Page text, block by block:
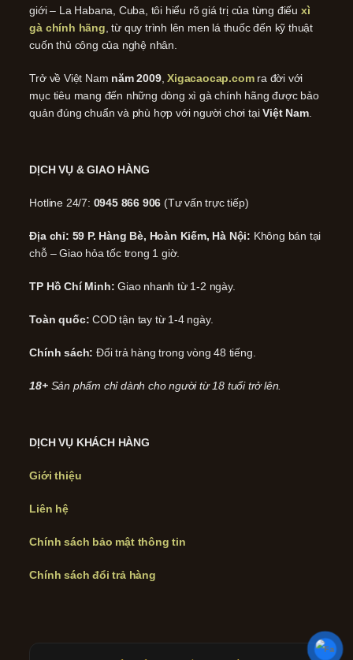
giới – La Habana, Cuba, tôi hiểu rõ giá trị của từng điếu xì
gà chính hãng , từ quy trình lên men lá thuốc đến kỹ thuật
cuốn thủ công của nghệ nhân.
Trở về Việt Nam năm 2009,Xigacaocap.comra đời với
mục tiêu mang đến những dòng xì gà chính hãng được bảo
quản đúng chuẩn và phù hợp với người chơi tạiViệt Nam.
DỊCH VỤ & GIAO HÀNG
Hotline 24/7: 0945 866 906 (Tư vấn trực tiếp)
Địa chỉ: 59 P. Hàng Bè, Hoàn Kiếm, Hà Nội: Không bán tại
chỗ – Giao hỏa tốc trong 1 giờ.
TP Hồ Chí Minh: Giao nhanh từ 1-2 ngày.
Toàn quốc: COD tận tay từ 1-4 ngày.
Chính sách: Đổi trả hàng trong vòng 48 tiếng.
18+ Sản phẩm chỉ dành cho người từ 18 tuổi trở lên.
DỊCH VỤ KHÁCH HÀNG
Giới thiệu
Liên hệ
Chính sách bảo mật thông tin
Chính sách đổi trả hàng